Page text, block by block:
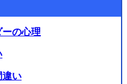
の心理
い